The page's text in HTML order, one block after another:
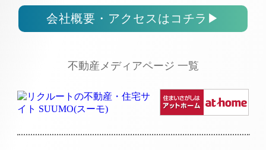
会社概要・アクセスはコチラ ▶
不動産メディアページ 一覧